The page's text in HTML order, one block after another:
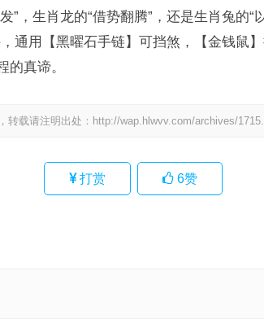
”，生肖龙的“借势翻腾”，还是生肖兔的“
通用【黑曜石手链】可挡煞，【金钱鼠
的真谛。
转载请注明出处： http://wap.hlwvv.com/archives/
打赏 6赞